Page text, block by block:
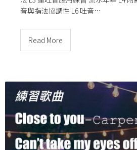
音與指法協調性 L6 吐音…
Read More